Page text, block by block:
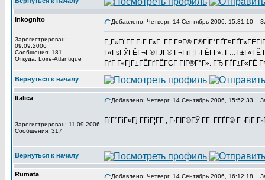
Inkognito
Зарегистрирован:
09.09.2006
Сообщения: 181
Откуда: Loire-Atlantique
Добавлено: Четверг, 14 Сентябрь 2006, 15:31:10
Г„Г«Гї Г­Г Г·Г Г«Г Г­Г Г¤Г®
Г«ГѕГЎГЁГ¬Г®ГЈГ® Г¬ГіГ¦Г·ГЁГ­Г». Г…Г±Г«ГЁ
ГґГ Г«ГјГ±ГЁГґГЁГЄГ ГІГ®Г°Г». ГЂ ГҐГ±Г«ГЁ
Вернуться к началу
Italica
Зарегистрирован: 11.09.2006
Сообщения: 317
Добавлено: Четверг, 14 Сентябрь 2006, 15:52:33
ГѓГ°ГіГ¤Гј Г­ГіГ¦Г­Г , Г·ГІГ®ГЎ Г­Г Г­ГҐГ©
Вернуться к началу
Rumata Добавлено: Четверг, 14 Сентябрь 2006, 16:12:18